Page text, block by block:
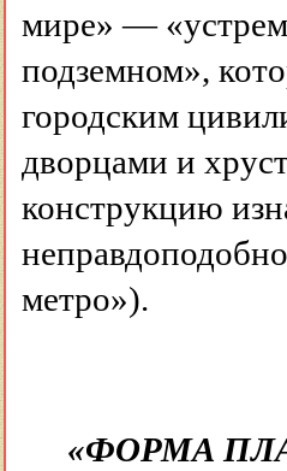
мире» —
подземном»,
городским
дворцами и
конструкцию
метро»).
«ФОРМА